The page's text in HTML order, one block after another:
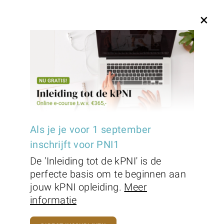
NWP
De NWP is een multidisciplinaire
beroepsvereniging voor professionals
binnen de complementaire
gezondheidszorg. Ook voor kPNI-
×
Als je je voor 1 september
inschrijft voor PNI1
De 'Inleiding tot de kPNI' is de
perfecte basis om te beginnen aan
jouw kPNI opleiding. Meer
informatie